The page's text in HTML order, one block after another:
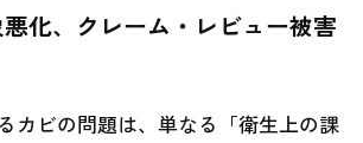
化、クレーム・レビュー被害
カビの問題は、単なる「衛生上の課